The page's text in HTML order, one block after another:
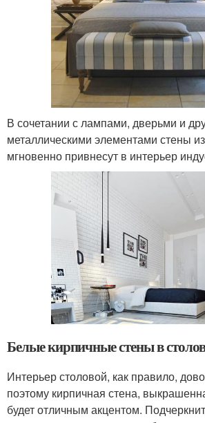
В сочетании с лампами, дверьми и
металлическими элементами стены
мгновенно привнесут в интерьер
Белые кирпичные стены в
Интерьер столовой, как правило,
поэтому кирпичная стена,
будет отличным акцентом.